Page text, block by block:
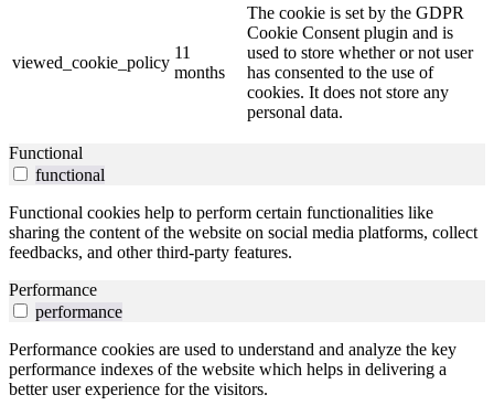
viewed_cookie_policy
11
months
The cookie is set by the GDPR
Cookie Consent plugin and is
used to store whether or not user
has consented to the use of
cookies. It does not store any
personal data.
Functional
functional
Functional cookies help to perform certain functionalities like
sharing the content of the website on social media platforms, collect
feedbacks, and other third-party features.
Performance
performance
Performance cookies are used to understand and analyze the key
performance indexes of the website which helps in delivering a
better user experience for the visitors.